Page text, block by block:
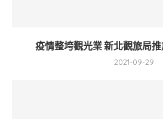
疫情整垮觀光業 新北觀旅局推
2021-09-29